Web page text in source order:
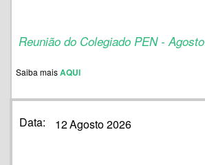
Reunião do Colegiado PEN - Agosto
Saiba maisAQUI
Data: 12Agosto 2026